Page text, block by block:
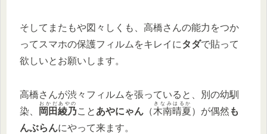
そしてまたもや図々しくも、高橋さんの能力をつか
ってスマホの保護フィルムをキレイにタダで貼って
欲しいとお願いします。
高橋さんが渋々フィルムを張っていると、別の幼馴
染、
岡田綾乃
おかだあやの
こと あやにゃん （木南晴夏
きなみはるか
）が偶然 も
んぶらんにやって来ます。